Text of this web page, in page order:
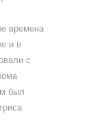
времена
и в
с
был